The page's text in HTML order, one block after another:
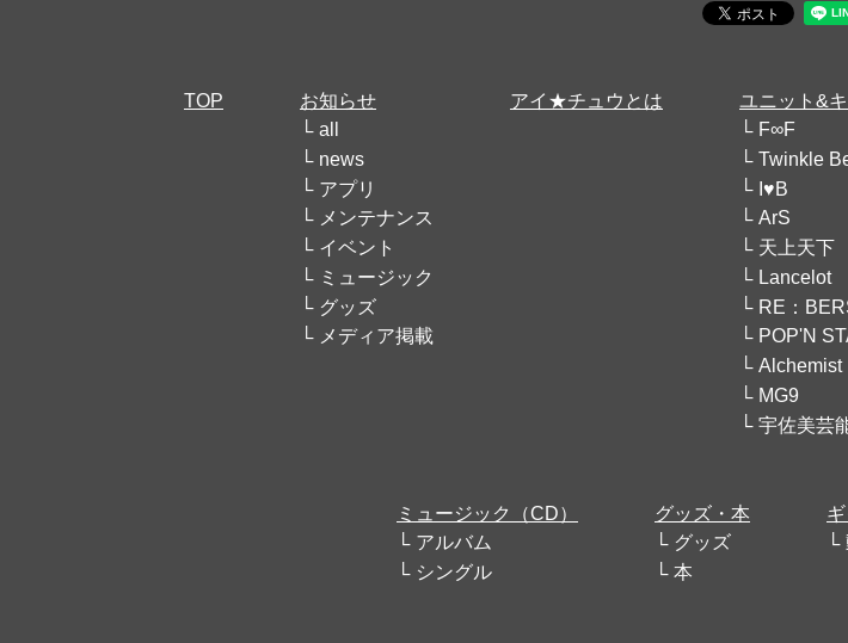
TOP
お知らせ
all
news
アプリ
メンテナンス
イベント
ミュージック
グッズ
メディア掲載
アイ★チュウとは
ユニット&
F∞F
Twinkle
I♥B
ArS
天上天下
Lancelot
RE：
POP'N
Alchemist
MG9
宇佐美芸
ミュージック（CD）
アルバム
シングル
グッズ・本
グッズ
本